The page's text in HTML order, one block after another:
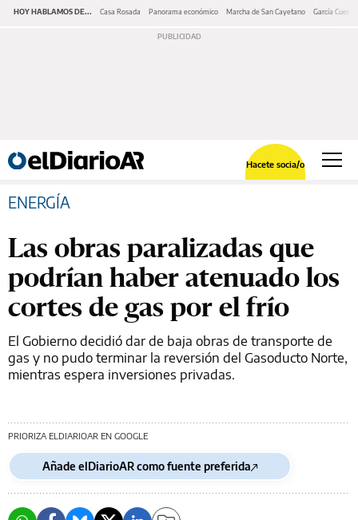
HOY HABLAMOS DE... Casa Rosada Panorama económico Marcha de San Cayetano García Cuerva
Hacete socia/o
ENERGÍA
Las obras paralizadas que
podrían haber atenuado los
cortes de gas por el frío
El Gobierno decidió dar de baja obras de transporte de
gas y no pudo terminar la reversión del Gasoducto Norte,
mientras espera inversiones privadas.
PRIORIZA ELDIARIOAR EN GOOGLE
Añade elDiarioAR como fuente preferida